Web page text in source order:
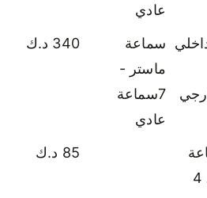
عادي
سماعة
ماستر -
7سماعة
عادي
340 د.ك
85 د.ك